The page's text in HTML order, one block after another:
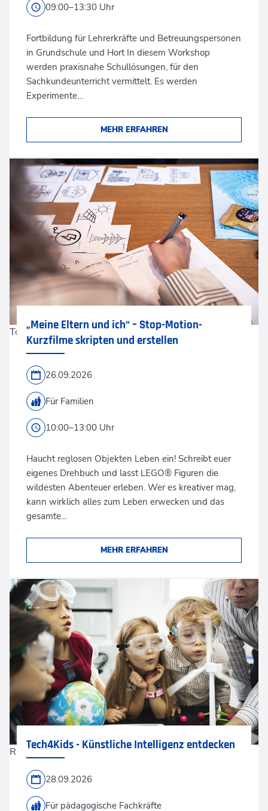
09:00–13:30 Uhr
Fortbildung für Lehrerkräfte und Betreuungspersonen
in Grundschule und Hort In diesem Workshop
werden praxisnahe Schullösungen, für den
Sachkundeunterricht vermittelt. Es werden
Experimente…
MEHR ERFAHREN
Tom Bauer Foto
„Meine Eltern und ich“ – Stop-Motion-
Kurzfilme skripten und erstellen
26.09.2026
Für Familien
10:00–13:00 Uhr
Haucht reglosen Objekten Leben ein! Schreibt euer
eigenes Drehbuch und lasst LEGO® Figuren die
wildesten Abenteuer erleben. Wer es kreativer mag,
kann wirklich alles zum Leben erwecken und das
gesamte…
MEHR ERFAHREN
Rawpixel via Shutterstock
Tech4Kids - Künstliche Intelligenz entdecken
28.09.2026
Für pädagogische Fachkräfte